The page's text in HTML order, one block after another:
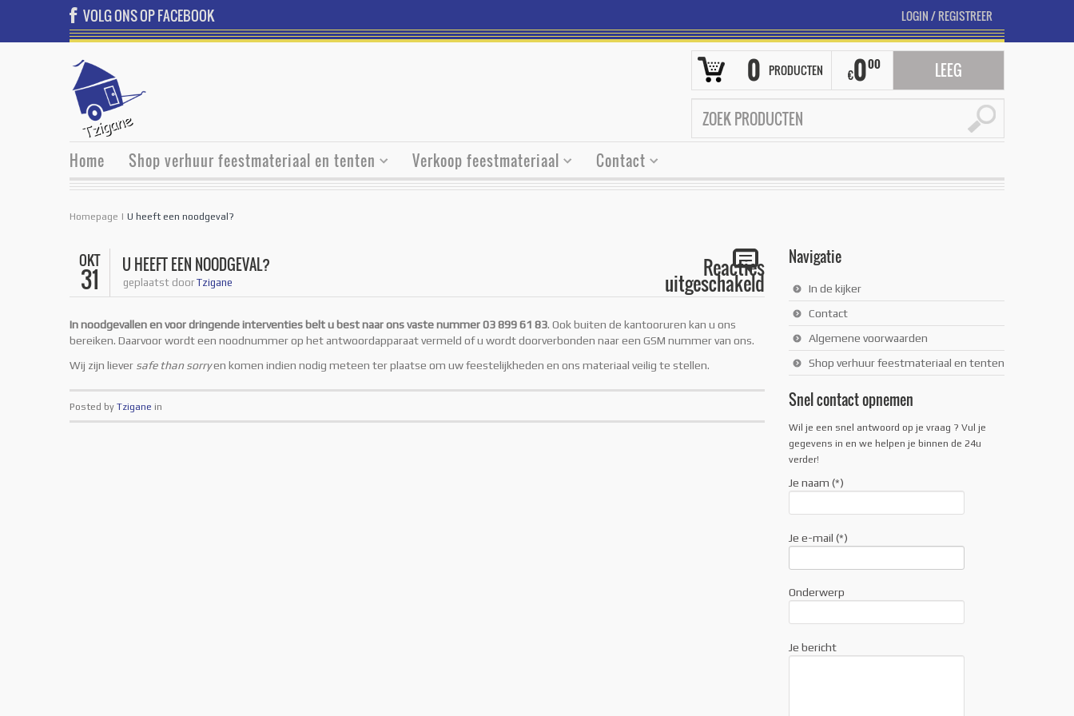
VOLG ONS OP FACEBOOK LOGIN/REGISTREER
0 PRODUCTEN €000 LEEG
Home Shop verhuur feestmateriaal en tenten Verkoop feestmateriaal Contact
Homepage | U heeft een noodgeval?
OKT
31 U HEEFT EEN NOODGEVAL?
geplaatst door Tzigane
Reacties
uitgeschakeld
voor U heeft
noodgeval?
In noodgevallen en voor dringende interventies belt u best naar ons vaste nummer 03 899 61 83. Ook buiten de kantooruren kan u ons
bereiken. Daarvoor wordt een noodnummer op het antwoordapparaat vermeld of u wordt doorverbonden naar een GSM nummer van ons.
Wij zijn liever safe than sorryen komen indien nodig meteen ter plaatse om uw feestelijkheden en ons materiaal veilig te stellen.
Posted by Tzigane in
Navigatie
In de kijker
Contact
Algemene voorwaarden
Shop verhuur feestmateriaal en tenten
Snel contact opnemen
Wil je een snel antwoord op je vraag ? Vul je
gegevens in en we helpen je binnen de 24u
verder!
Je naam (*)
Je e-mail (*)
Onderwerp
Je bericht